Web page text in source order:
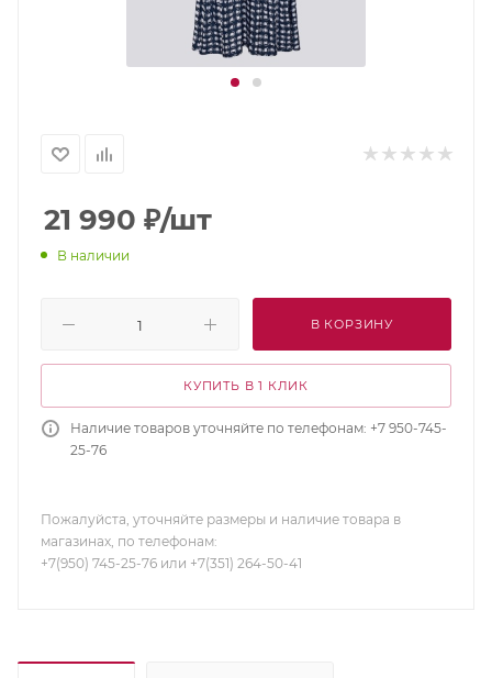
21 990 ₽/шт
В наличии
В КОРЗИНУ
КУПИТЬ В 1 КЛИК
Наличие товаров уточняйте по телефонам: +7 950-745-
25-76
Пожалуйста, уточняйте размеры и наличие товара в
магазинах, по телефонам:
+7(950) 745-25-76 или +7(351) 264-50-41